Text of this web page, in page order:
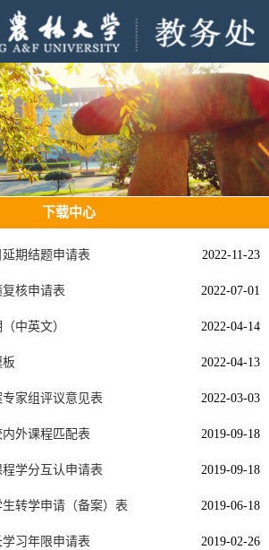
下载中心
2022-11-23
期结题申请表
2022-07-01
核申请表
2022-04-14
中英文）
2022-04-13
2022-03-03
家组评议意见表
2019-09-18
外课程匹配表
2019-09-18
学分互认申请表
2019-06-18
转学申请（备案）表
2019-02-26
习年限申请表